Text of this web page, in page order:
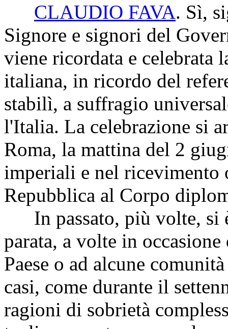
CLAUDIO FAVA. Sì,
Signore e signori del
viene ricordata e celebrata
italiana, in ricordo del
stabilì, a suffragio
l'Italia. La celebrazione si
Roma, la mattina del 2
imperiali e nel ricevimento
Repubblica al Corpo
In passato, più volte, si è
parata, a volte in
Paese o ad alcune
casi, come durante il
ragioni di sobrietà